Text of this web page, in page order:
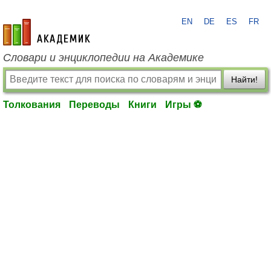
academic.ru
EN DE ES FR
Словари и энциклопедии на Академике
Найти!
Толкования Переводы Книги Игры ⚽